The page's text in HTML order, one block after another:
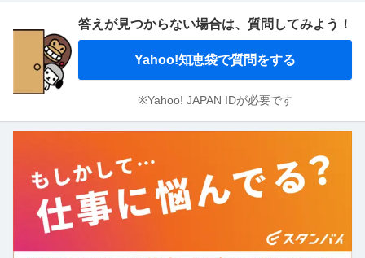
答えが見つからない場合は、 質問してみよう！
Yahoo!知恵袋で質問をする
※Yahoo! JAPAN IDが必要です